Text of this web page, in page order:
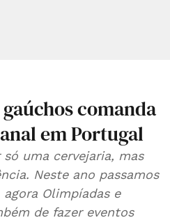
comanda
em Portugal
só uma cervejaria, mas
Neste ano passamos
Olimpíadas e
de fazer eventos